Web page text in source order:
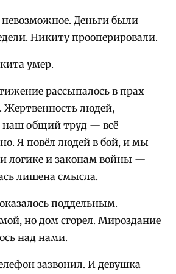
Деньги были
Никиту прооперировали.
умер.
рассыпалось в прах
Жертвенность людей,
наш общий труд — всё
Я повёл людей в бой, и мы
логике и законам войны —
лишена смысла.
поддельным.
но дом сгорел. Мироздание
над нами.
зазвонил. И девушка